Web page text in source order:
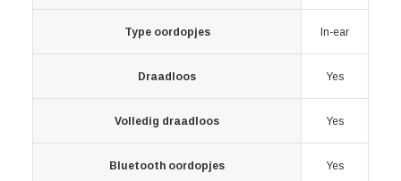
Type oordopjes In-ear
Draadloos Yes
Volledig draadloos Yes
Bluetooth oordopjes Yes